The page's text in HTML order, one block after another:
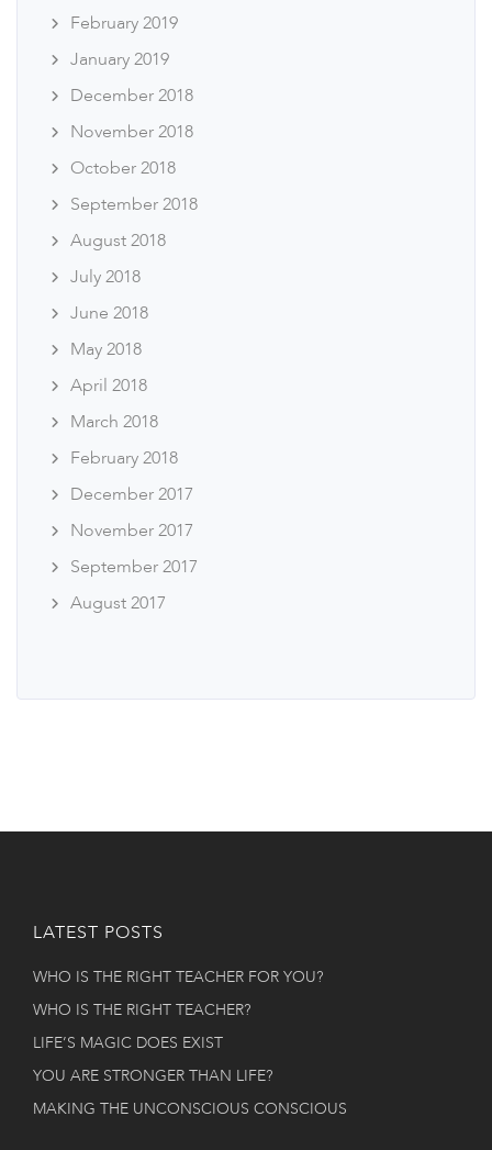
February 2019
January 2019
December 2018
November 2018
October 2018
September 2018
August 2018
July 2018
June 2018
May 2018
April 2018
March 2018
February 2018
December 2017
November 2017
September 2017
August 2017
LATEST POSTS
WHO IS THE RIGHT TEACHER FOR YOU?
WHO IS THE RIGHT TEACHER?
LIFE’S MAGIC DOES EXIST
YOU ARE STRONGER THAN LIFE?
MAKING THE UNCONSCIOUS CONSCIOUS